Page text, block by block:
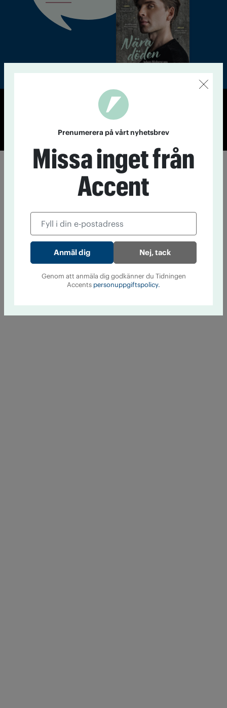
© Tidningen Accent 2026
Prenumerera på vårt nyhetsbrev
Missa inget från
Accent
Nej, tack
Genom att anmäla dig godkänner du Tidningen
Accents personuppgiftspolicy.